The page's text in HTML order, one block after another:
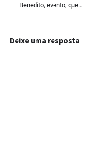
Benedito, evento, que…
Deixe uma resposta